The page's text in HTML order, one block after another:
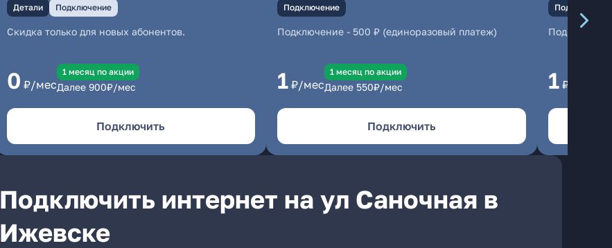
Детали Подключение
Скидка только для новых абонентов.
0 ₽/мес
1 месяц по акции
Далее 900₽/мес
Подключить
Подключение
Подключение - 500 ₽ (единоразовый платеж)
1 ₽/мес
1 месяц по акции
Далее 550₽/мес
Подключить
Подключение
1 ₽/мес
Подключить интернет на ул Саночная в
Ижевске